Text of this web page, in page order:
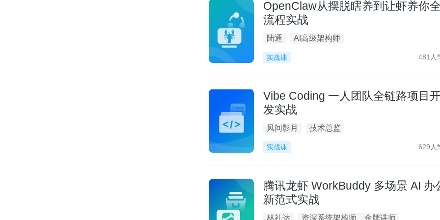
OpenClaw从摆脱瞎养到让虾养你全
流程实战
陆通 AI高级架构师
实战课 481人
Vibe Coding 一人团队全链路项目开
发实战
风间影月 技术总监
实战课 629人
腾讯龙虾 WorkBuddy 多场景 AI 办
新范式实战
林礼达 资深系统架构师、金牌讲师